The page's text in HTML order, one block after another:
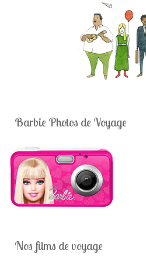
Barbie Photos de Voyage
Nos films de voyage